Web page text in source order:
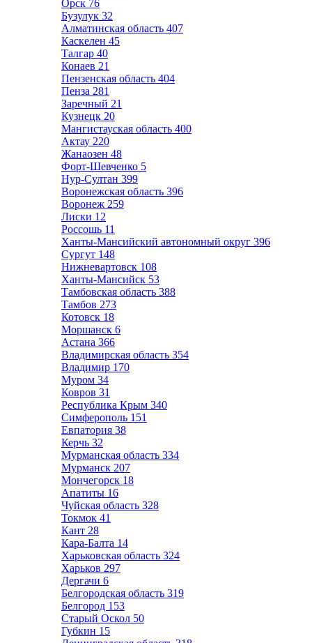
Орск 76
Бузулук 32
Алматинская область 407
Каскелен 45
Талгар 40
Конаев 21
Пензенская область 404
Пенза 281
Заречный 21
Кузнецк 20
Мангистауская область 400
Актау 220
Жанаозен 48
Форт-Шевченко 5
Нур-Султан 399
Воронежская область 396
Воронеж 259
Лиски 12
Россошь 11
Ханты-Мансийский автономный округ 396
Сургут 148
Нижневартовск 108
Ханты-Мансийск 53
Тамбовская область 388
Тамбов 273
Котовск 18
Моршанск 6
Астана 366
Владимирская область 354
Владимир 170
Муром 34
Ковров 31
Республика Крым 340
Симферополь 151
Евпатория 38
Керчь 32
Мурманская область 334
Мурманск 207
Мончегорск 18
Апатиты 16
Чуйская область 328
Токмок 41
Кант 28
Кара-Балта 14
Харьковская область 324
Харьков 297
Дергачи 6
Белгородская область 319
Белгород 153
Старый Оскол 50
Губкин 15